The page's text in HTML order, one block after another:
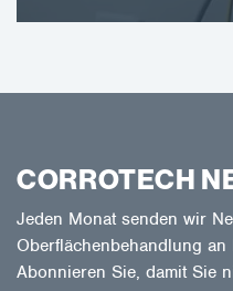
CORROTECH
Jeden Monat senden wir
Oberflächenbehandlung an
Abonnieren Sie, damit Sie